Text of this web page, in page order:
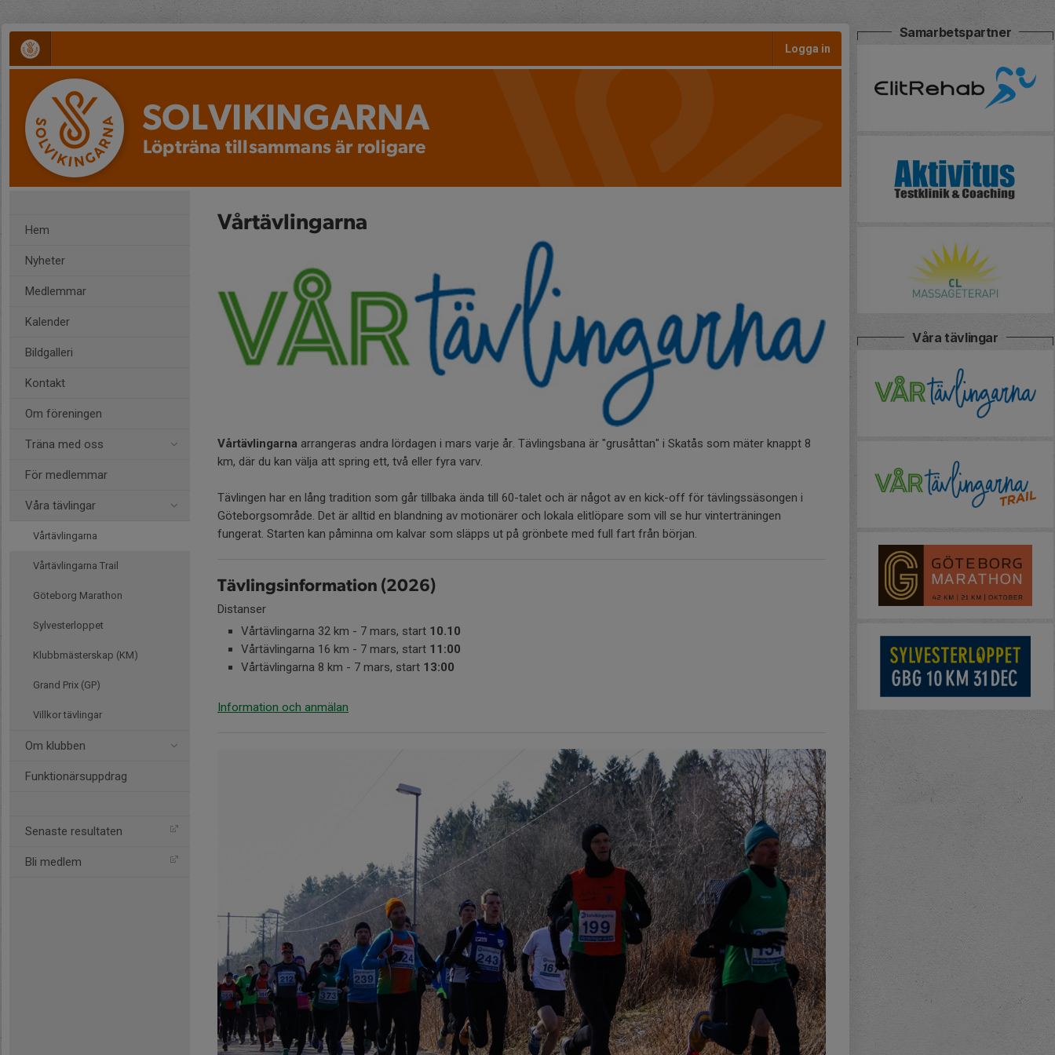
Logga in
SOLVIKINGARNA
Löpträna tillsammans är roligare
Hem
Nyheter
Medlemmar
Kalender
Bildgalleri
Kontakt
Om föreningen
Träna med oss
För medlemmar
Våra tävlingar
Vårtävlingarna
Vårtävlingarna Trail
Göteborg Marathon
Sylvesterloppet
Klubbmästerskap (KM)
Grand Prix (GP)
Villkor tävlingar
Om klubben
Funktionärsuppdrag
Senaste resultaten
Bli medlem
Vårtävlingarna
Vårtävlingarna arrangeras andra lördagen i mars varje år. Tävlingsbana är "grusåttan" i Skatås som mäter knappt 8
km, där du kan välja att spring ett, två eller fyra varv.
Tävlingen har en lång tradition som går tillbaka ända till 60-talet och är något av en kick-off för tävlingssäsongen i
Göteborgsområde. Det är alltid en blandning av motionärer och lokala elitlöpare som vill se hur vinterträningen
fungerat. Starten kan påminna om kalvar som släpps ut på grönbete med full fart från början.
Tävlingsinformation (2026)
Distanser
Vårtävlingarna 32 km - 7 mars, start 10.10
Vårtävlingarna 16 km - 7 mars, start 11:00
Vårtävlingarna 8 km - 7 mars, start 13:00
Information och anmälan
Samarbetspartner
Våra tävlingar